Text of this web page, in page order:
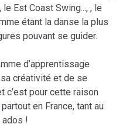
Est Coast Swing..., , le
étant la danse la plus
pouvant se guider.
d’apprentissage
créativité et de se
c’est pour cette raison
en France, tant au
ados !